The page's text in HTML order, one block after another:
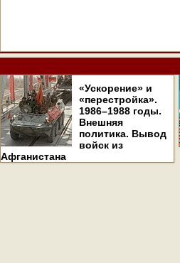
«Ускорение» и
«перестройка».
1986–1988 годы.
Внешняя
политика. Вывод
войск из
Афганистана